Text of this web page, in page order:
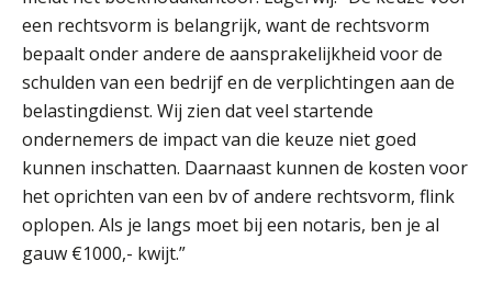
een rechtsvorm is belangrijk, want de rechtsvorm
bepaalt onder andere de aansprakelijkheid voor de
schulden van een bedrijf en de verplichtingen aan de
belastingdienst. Wij zien dat veel startende
ondernemers de impact van die keuze niet goed
kunnen inschatten. Daarnaast kunnen de kosten voor
het oprichten van een bv of andere rechtsvorm, flink
oplopen. Als je langs moet bij een notaris, ben je al
gauw €1000,- kwijt.”
adviezen over en aangiften van erf-
en schenkbelasting.
Zomer. Tijd om je loopbaan onder
de loep te nemen.
Q Home: DAC7-compliant opschalen
als verhuurplatform voor
vakantiewoningen
5 signalen dat jouw relatiebeheer
niet meer werkt (en hoe je dat oplost)